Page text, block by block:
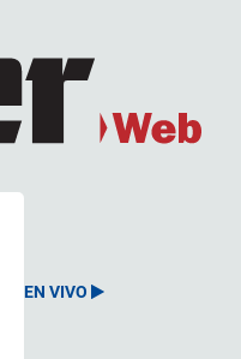
EN VIVO